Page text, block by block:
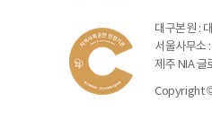
대구본원 :
서울사무소
제주 NIA 글
Copyright